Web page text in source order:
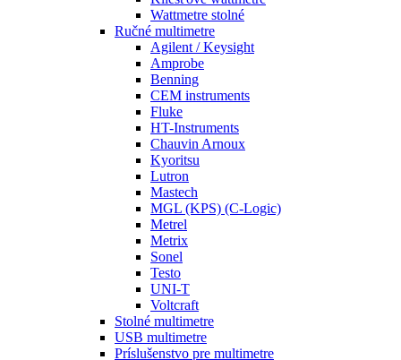
Wattmetre stolné
Ručné multimetre
Agilent / Keysight
Amprobe
Benning
CEM instruments
Fluke
HT-Instruments
Chauvin Arnoux
Kyoritsu
Lutron
Mastech
MGL (KPS) (C-Logic)
Metrel
Metrix
Sonel
Testo
UNI-T
Voltcraft
Stolné multimetre
USB multimetre
Príslušenstvo pre multimetre